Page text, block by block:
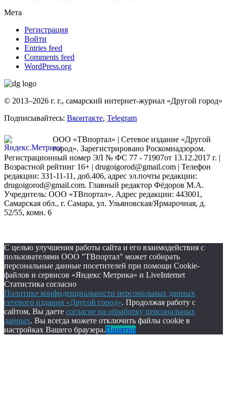
Мета
Регистрация
Войти
Entries feed
Comments feed
WordPress.org
© 2013–2026 г. г., самарский интернет-журнал «Другой город»
Подписывайтесь: Вконтакте, Telegram
ООО «ТВпортал» | Сетевое издание «Другой
город». Зарегистрировано Роскомнадзором.
Регистрационный номер ЭЛ № ФС 77 - 71907от 13.12.2017 г. |
Возрастной рейтинг 16+ | drugoigorod@gmail.com | Телефон
редакции: 331-11-11, доб.406, адрес эл.почты редакции:
drugoigorod@gmail.com. Главный редактор Фёдоров М.А.
Учредитель: ООО «ТВпортал». Адрес редакции: 443001,
Самарская обл., г. Самара, ул. Ульяновская/Ярмарочная, д.
52/55, комн. 6
С целью улучшения работы сайта и его взаимодействия с
пользователями ООО "ТВпортал" может собирать
персональные данные посетителей при помощи Cookie-
файлов и сервисов «Яндекс Метрика» и LiveInternet
Статистика согласно
Политике конфиденциальности персональных данных
сетевого издания «Другой город». Продолжая работу с
сайтом, Вы даете согласие на обработку персональных
данных. Вы всегда можете отключить файлы cookie в
настройках Вашего браузера.Понятно